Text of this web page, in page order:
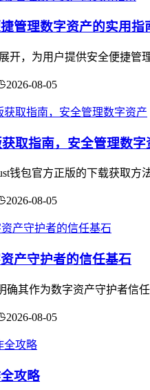
管理数字资产的实用指
开，为用户提供安全便捷
2026-08-05
取指南，安全管理数字
钱包官方正版的下载获取
2026-08-05
产守护者的信任基石
确其作为数字资产守护者信
2026-08-05
攻略